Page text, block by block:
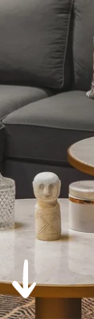
VALIDER
*
ce formulaire, vous
exclusivement au
des données
rectification, de